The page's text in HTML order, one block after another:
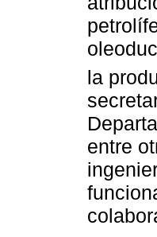
la
entre